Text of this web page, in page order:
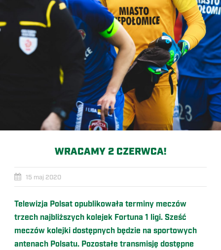
WRACAMY 2 CZERWCA!
15 maj 2020
Telewizja Polsat opublikowała terminy meczów
trzech najbliższych kolejek Fortuna 1 ligi. Sześć
meczów kolejki dostępnych będzie na sportowych
antenach Polsatu. Pozostałe transmisję dostępne